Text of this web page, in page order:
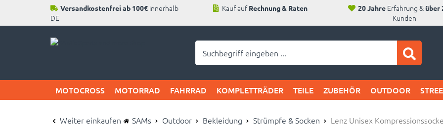
Versandkostenfrei ab 100€ innerhalb
DE
Kauf aufRechnung & Raten 20 JahreErfahrung & über
Kunden
MOTOCROSS MOTORRAD FAHRRAD KOMPLETTRÄDER TEILE ZUBEHÖR OUTDOOR
Weiter einkaufen SAMs Outdoor Bekleidung Strümpfe & Socken Lenz Unisex